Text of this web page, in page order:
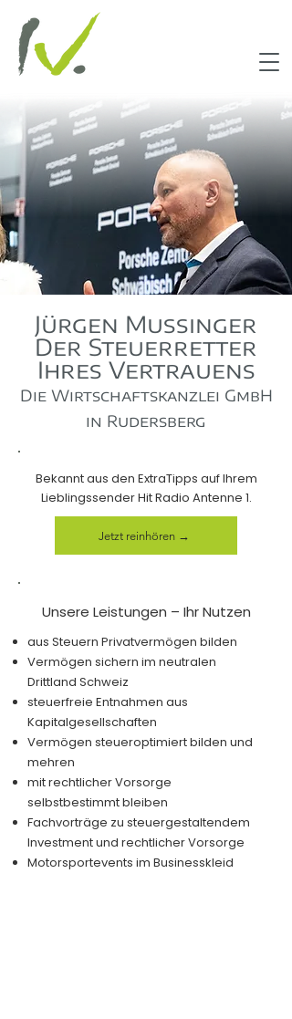
Jürgen Mussinger
Der Steuerretter
Ihres Vertrauens
Die Wirtschaftskanzlei GmbH
in Rudersberg
Bekannt aus den ExtraTipps auf Ihrem
Lieblingssender Hit Radio Antenne 1.
Jetzt reinhören →
Unsere Leistungen – Ihr Nutzen
aus Steuern Privatvermögen bilden
Vermögen sichern im neutralen
Drittland Schweiz
steuerfreie Entnahmen aus
Kapitalgesellschaften
Vermögen steueroptimiert bilden und
mehren
mit rechtlicher Vorsorge
selbstbestimmt bleiben
Fachvorträge zu steuergestaltendem
Investment und rechtlicher Vorsorge
Motorsportevents im Businesskleid